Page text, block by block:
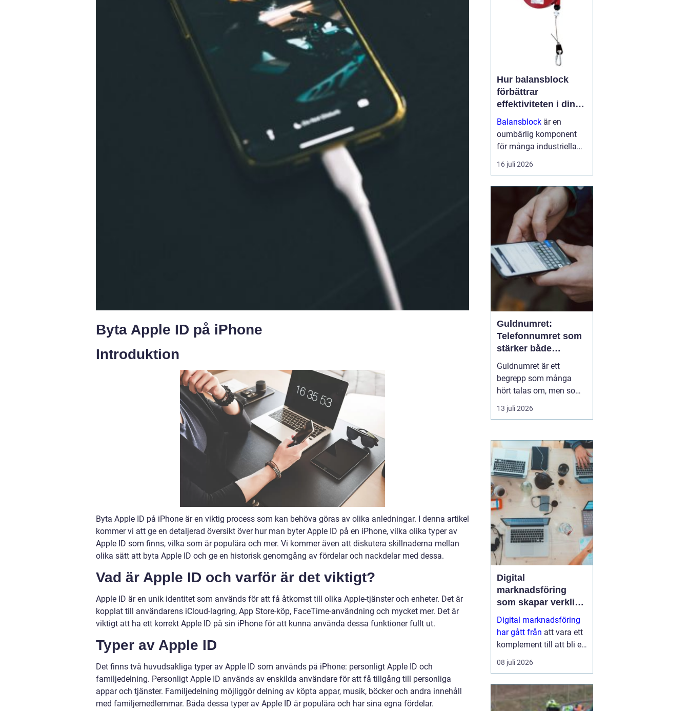
Byta Apple ID på iPhone
Introduktion
Byta Apple ID på iPhone är en viktig process som kan behöva göras av olika anledningar. I denna artikel
kommer vi att ge en detaljerad översikt över hur man byter Apple ID på en iPhone, vilka olika typer av
Apple ID som finns, vilka som är populära och mer. Vi kommer även att diskutera skillnaderna mellan
olika sätt att byta Apple ID och ge en historisk genomgång av fördelar och nackdelar med dessa.
Vad är Apple ID och varför är det viktigt?
Apple ID är en unik identitet som används för att få åtkomst till olika Apple-tjänster och enheter. Det är
kopplat till användarens iCloud-lagring, App Store-köp, FaceTime-användning och mycket mer. Det är
viktigt att ha ett korrekt Apple ID på sin iPhone för att kunna använda dessa funktioner fullt ut.
Typer av Apple ID
Det finns två huvudsakliga typer av Apple ID som används på iPhone: personligt Apple ID och
familjedelning. Personligt Apple ID används av enskilda användare för att få tillgång till personliga
appar och tjänster. Familjedelning möjliggör delning av köpta appar, musik, böcker och andra innehåll
med familjemedlemmar. Båda dessa typer av Apple ID är populära och har sina egna fördelar.
Hur balansblock
förbättrar
effektiviteten i din
arbetsmiljö
Balansblock är en
oumbärlig komponent
för många industriella
och hantverksrelaterade
miljöer. De hjälper till att
16 juli 2026
Guldnumret:
Telefonnumret som
stärker både
varumärke och
vardag
Guldnumret är ett
begrepp som många
hört talas om, men som
färre har funderat
igenom strategiskt. Med
och ofta symmetriskt
telefonnummer kan
både företag och
privatpersoner göra
kommuni...
13 juli 2026
Digital
marknadsföring
som skapar verkliga
resultat
Digital marknadsföring
har gått från att vara ett
komplement till att bli en
central del i hur företag
växer, bygger förtroende
08 juli 2026